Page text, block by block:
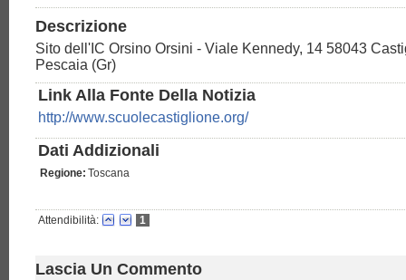
Descrizione
Sito dell'IC Orsino Orsini - Viale Kennedy, 14 58043
Pescaia (Gr)
Link Alla Fonte Della Notizia
http://www.scuolecastiglione.org/
Dati Addizionali
Regione: Toscana
Attendibilità: 1
Lascia Un Commento